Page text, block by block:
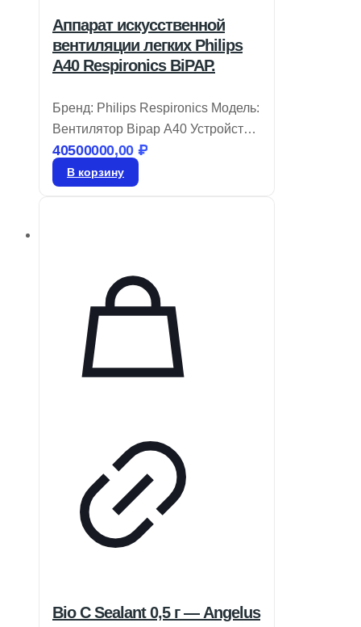
Аппарат искусственной
вентиляции легких Philips
A40 Respironics BiPAP.
Бренд: Philips Respironics Модель:
Вентилятор Bipap A40 Устройство
Philips Respironics BiPAP A40
разработано для удобства в
вентиляции AVAPS-AE
обеспечивает эффективное
соблюдение терапевтических
рекомендаций, а наличие
аккумулятора позволяет
пациентам получать необходимую
40500000,00 ₽
В корзину
Bio C Sealant 0,5 г — Angelus